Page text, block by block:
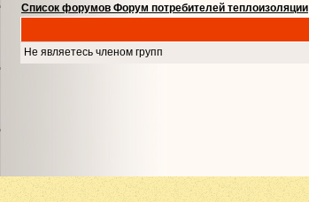
Список форумов Форум потребителей теплоизоляции
Не являетесь членом групп